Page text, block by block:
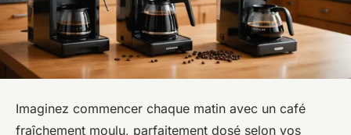
Imaginez commencer chaque matin avec un café
fraîchement moulu, parfaitement dosé selon vos